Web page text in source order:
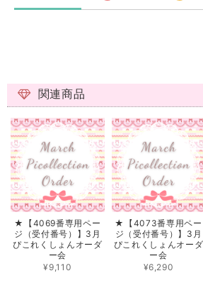
関連商品
★【4069番専用ペー
ジ（受付番号）】3月
ぴこれくしょんオーダ
ー会
¥9,110
★【4073番専用ペー
ジ（受付番号）】3月
ぴこれくしょんオーダ
ー会
¥6,290